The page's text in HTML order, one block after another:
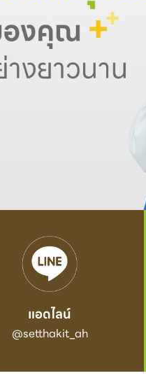
แอดไลน์
@setthakit_ah